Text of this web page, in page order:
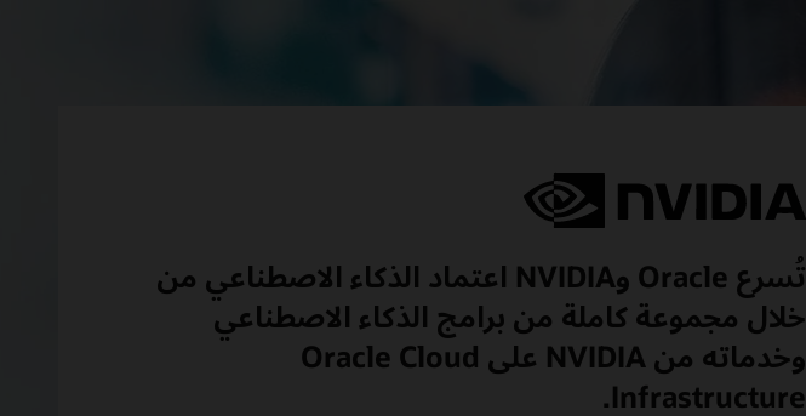
تُسرع Oracle وNVIDIA اعتماد الذكاء الاصطناعي من
خلال مجموعة كاملة من برامج الذكاء الاصطناعي
وخدماته من NVIDIA على Oracle Cloud
Infrastructure.